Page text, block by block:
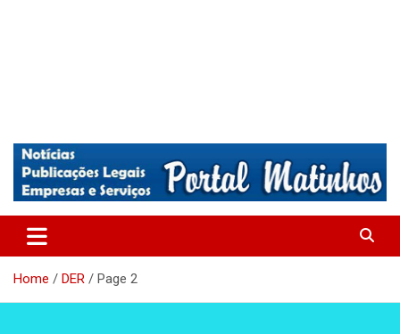
Matinhos – Praia de Matinhos
Home DER Page 2